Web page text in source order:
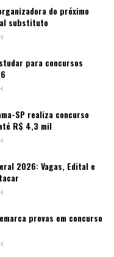
do próximo
substituto
para concursos
SP realiza concurso
R$ 4,3 mil
2026: Vagas, Edital e
provas em concurso